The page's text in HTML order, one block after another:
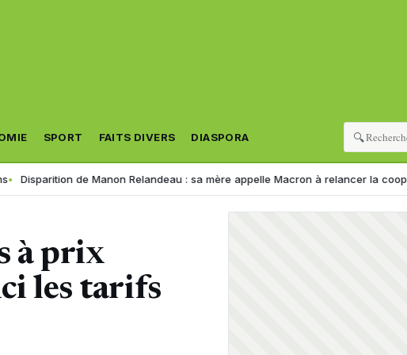
SPORT FAITS DIVERS DIASPORA 🔍
de Manon Relandeau : sa mère appelle Macron à relancer la coopération
à prix
les tarifs